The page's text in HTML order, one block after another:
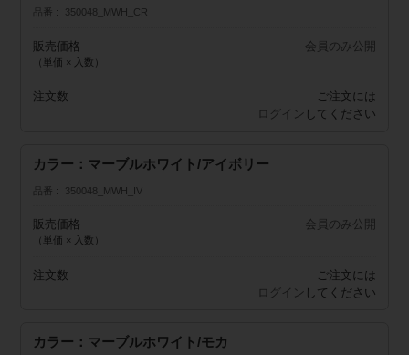
品番 350048_MWH_CR
販売価格
（単価 × 入数）
会員のみ公開
注文数
ご注文には
ログイン してください
カラー：マーブルホワイト/アイボリー
品番 350048_MWH_IV
販売価格
（単価 × 入数）
会員のみ公開
注文数
ご注文には
ログイン してください
カラー：マーブルホワイト/モカ